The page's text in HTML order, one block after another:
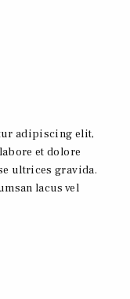
adipiscing elit,
et dolore
ultrices gravida.
lacus vel